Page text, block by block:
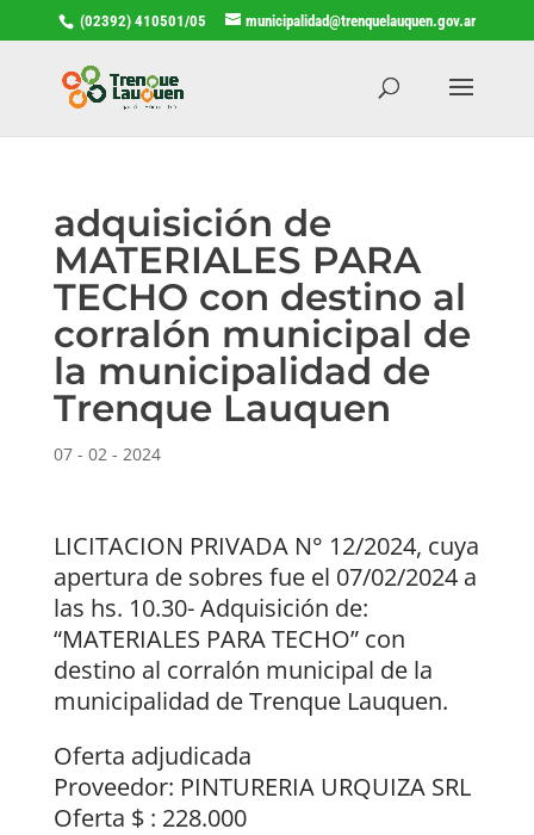
(02392) 410501/05 municipalidad@trenquelauquen.gov.ar
adquisición de
MATERIALES PARA
TECHO con destino al
corralón municipal de
la municipalidad de
Trenque Lauquen
07 - 02 - 2024
LICITACION PRIVADA N° 12/2024, cuya
apertura de sobres fue el 07/02/2024 a
las hs. 10.30- Adquisición de:
“MATERIALES PARA TECHO” con
destino al corralón municipal de la
municipalidad de Trenque Lauquen.
Oferta adjudicada
Proveedor: PINTURERIA URQUIZA SRL
Oferta $ : 228.000